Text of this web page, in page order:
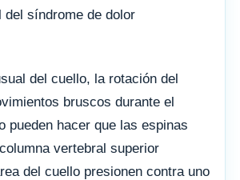
del síndrome de dolor
del cuello, la rotación del
bruscos durante el
pueden hacer que las espinas
vertebral superior
del cuello presionen contra uno